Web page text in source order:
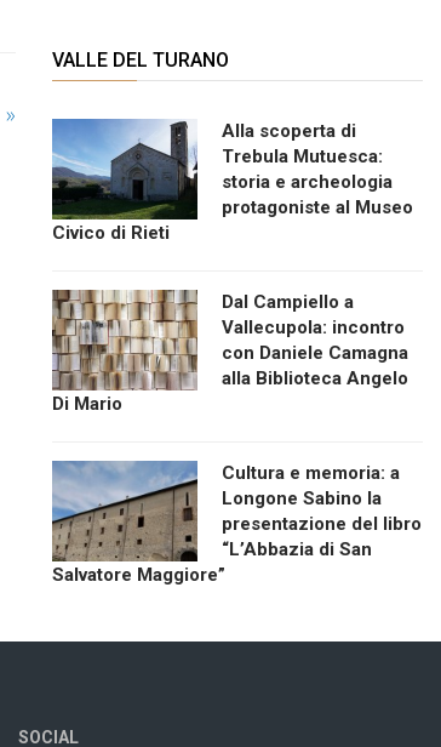
»
VALLE DEL TURANO
Alla scoperta di
Trebula Mutuesca:
storia e archeologia
protagoniste al Museo
Civico di Rieti
Dal Campiello a
Vallecupola: incontro
con Daniele Camagna
alla Biblioteca Angelo
Di Mario
Cultura e memoria: a
Longone Sabino la
presentazione del libro
“L’Abbazia di San
Salvatore Maggiore”
SOCIAL